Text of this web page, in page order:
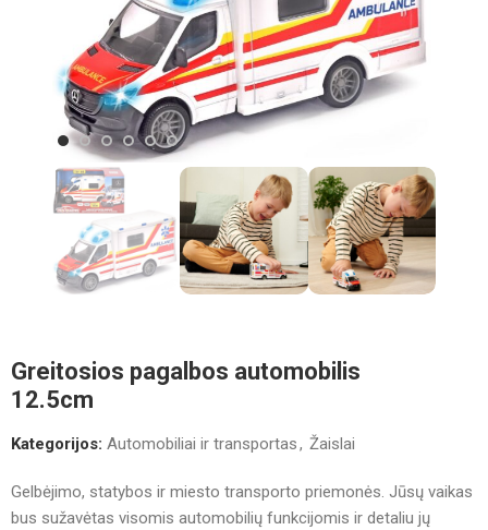
Greitosios pagalbos automobilis
12.5cm
Kategorijos: Automobiliai ir transportas, Žaislai
Gelbėjimo, statybos ir miesto transporto priemonės. Jūsų vaikas
bus sužavėtas visomis automobilių funkcijomis ir detaliu jų